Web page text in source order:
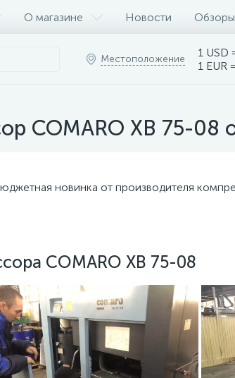
О магазине Новости
Местоположение
1 USD
1 EUR
COMARO XB 75-08
новинка от производителя
COMARO XB 75-08